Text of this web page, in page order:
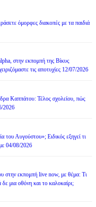
όμορφες διακοπές με τα παιδιά
στην εκπομπή της Βίκυς
τις αποτυχίες 12/07/2026
Καππάτου: Τέλος σχολείου, πώς
2026
του Αυγούστου»; Ειδικός εξηγεί τι
04/08/2026
εκπομπή live now, με θέμα: Τι
δε μια οθόνη και το καλοκαίρι;